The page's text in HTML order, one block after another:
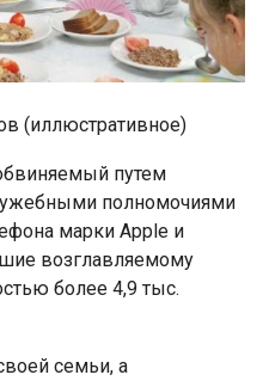
(иллюстративное)
путем
полномочиями
марки Apple и
возглавляемому
более 4,9 тыс.
семьи, а